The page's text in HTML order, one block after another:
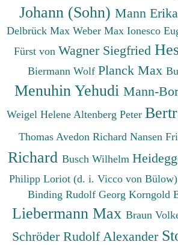
Johann (Sohn) Mann Erika
Delbrück Max Weber Max Ionesco
Fürst von Wagner Siegfried
Biermann Wolf Planck Max
Menuhin Yehudi Mann-
Weigel Helene Altenberg Peter
Thomas Avedon Richard Nansen
Richard Busch Wilhelm
Philipp Loriot (d. i. Vicco von Bülow)
Binding Rudolf Georg Korngold
Liebermann Max Braun
Schröder Rudolf Alexander